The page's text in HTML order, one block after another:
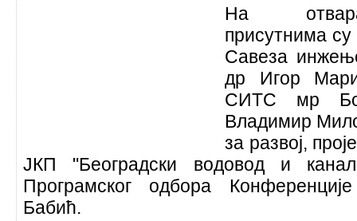
На
присутнима
Савеза
др Игор
СИТС мр
Владимир
за развој,
ЈКП "Београдски водовод и
Програмског одбора
Бабић.